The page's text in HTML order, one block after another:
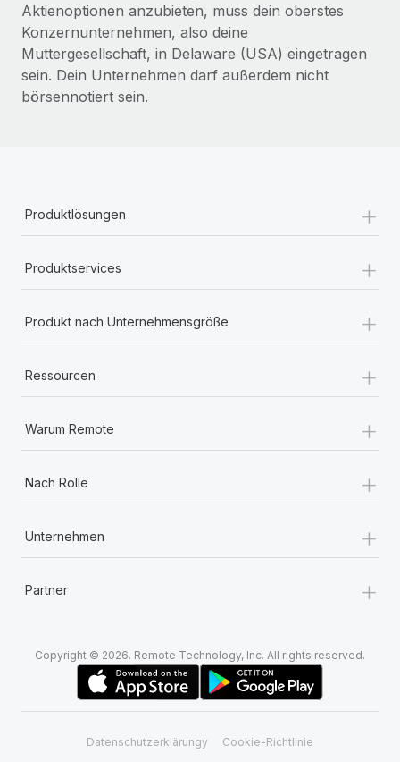
Aktienoptionen anzubieten, muss dein oberstes
Konzernunternehmen, also deine
Muttergesellschaft, in Delaware (USA) eingetragen
sein. Dein Unternehmen darf außerdem nicht
börsennotiert sein.
Produktlösungen +
Produktservices +
Produkt nach Unternehmensgröße +
Ressourcen +
Warum Remote +
Nach Rolle +
Unternehmen +
Partner +
Copyright © 2026. Remote Technology, Inc. All rights reserved.
Datenschutzerklärungy Cookie-Richtlinie